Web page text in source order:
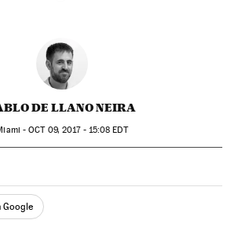
DE LLANO NEIRA
-OCT09, 2017 - 15:08 EDT
Facebook
en TwitterRedes Sociales
Google